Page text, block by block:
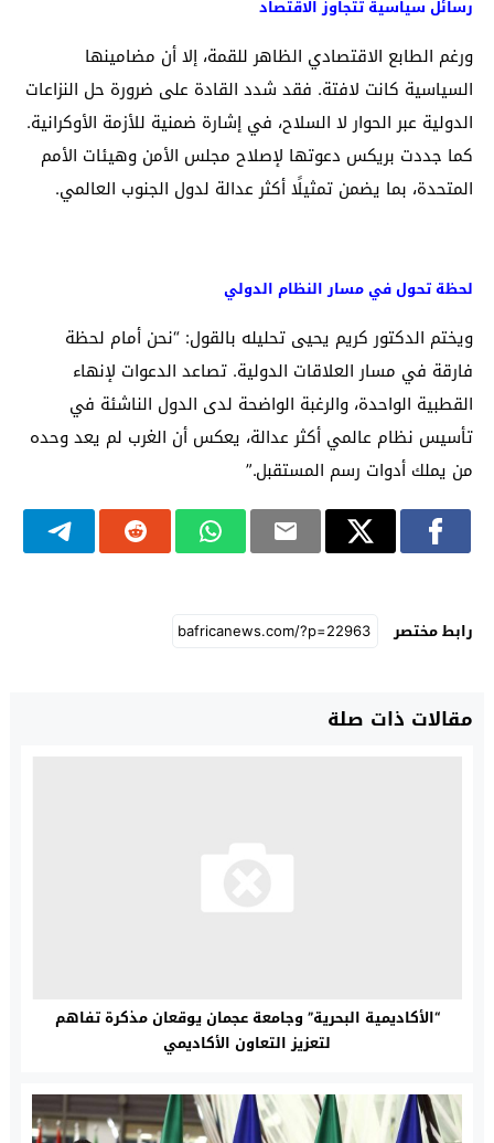
رسائل سياسية تتجاوز الاقتصاد
ورغم الطابع الاقتصادي الظاهر للقمة، إلا أن مضامينها
السياسية كانت لافتة. فقد شدد القادة على ضرورة حل النزاعات
الدولية عبر الحوار لا السلاح، في إشارة ضمنية للأزمة الأوكرانية.
كما جددت بريكس دعوتها لإصلاح مجلس الأمن وهيئات الأمم
المتحدة، بما يضمن تمثيلًا أكثر عدالة لدول الجنوب العالمي.
لحظة تحول في مسار النظام الدولي
ويختم الدكتور كريم يحيى تحليله بالقول: “نحن أمام لحظة
فارقة في مسار العلاقات الدولية. تصاعد الدعوات لإنهاء
القطبية الواحدة، والرغبة الواضحة لدى الدول الناشئة في
تأسيس نظام عالمي أكثر عدالة، يعكس أن الغرب لم يعد وحده
من يملك أدوات رسم المستقبل.”
رابط مختصر
مقالات ذات صلة
“الأكاديمية البحرية” وجامعة عجمان يوقعان مذكرة تفاهم
لتعزيز التعاون الأكاديمي